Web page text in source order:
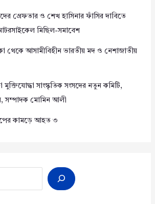
গ্রেফতার ও শেখ হাসিনার ফাঁসির দাবিতে
মিছিল-সমাবেশ
থেকে আসামীবিহীন ভারতীয় মদ ও নেশাজাতীয়
সাংস্কৃতিক সংসদের নতুন কমিটি,
সম্পাদক মোমিন আলী
কামড়ে আহত ৩